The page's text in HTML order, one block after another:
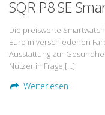
Prepaid-
Flatrate-
Mobilfunk-
SQR P8 SE
Die preiswerte
Euro in verschiedenen
Ausstattung zur
Nutzer in Frage,[…]
Weiterlesen